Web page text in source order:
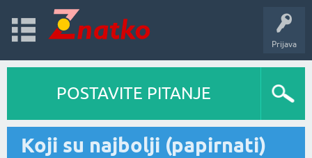
Prijava
POSTAVITE PITANJE
Koji su najbolji (papirnati)